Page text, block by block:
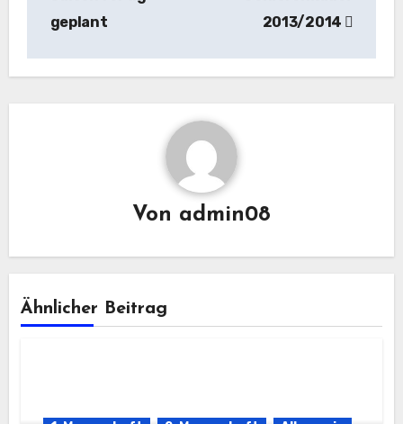
geplant
2013/2014
Von admin08
Ähnlicher Beitrag